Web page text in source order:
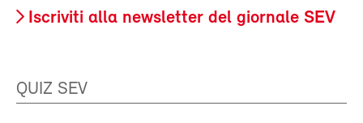
Iscriviti alla newsletter del giornale SEV
QUIZ SEV